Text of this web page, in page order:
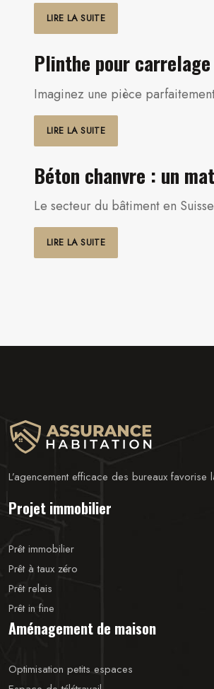
LIRE LA SUITE
Plinthe pour
Imaginez une pièce
LIRE LA SUITE
Béton chanvre : un
Le secteur du bâtiment en
LIRE LA SUITE
L’agencement efficace des bureaux
Projet immobilier
Prêt immobilier
Prêt à taux zéro
Prêt relais
Prêt in fine
Aménagement de maison
Optimisation petits espaces